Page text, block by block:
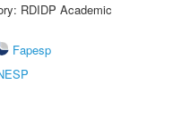
RDIDP Academic
Fapesp